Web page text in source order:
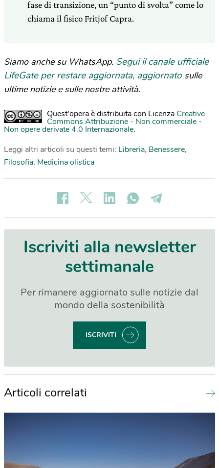
fase di transizione, un “punto di svolta” come lo
chiama il fisico Fritjof Capra.
Siamo anche su WhatsApp. Segui il canale ufficiale
LifeGate per restare aggiornata, aggiornato sulle
ultime notizie e sulle nostre attività.
Quest'opera è distribuita con Licenza Creative
Commons Attribuzione - Non commerciale -
Non opere derivate 4.0 Internazionale.
Leggi altri articoli su questi temi: Libreria, Benessere,
Filosofia, Medicina olistica
Iscriviti alla newsletter
settimanale
Per rimanere aggiornato sulle notizie dal
mondo della sostenibilità
ISCRIVITI
Articoli correlati